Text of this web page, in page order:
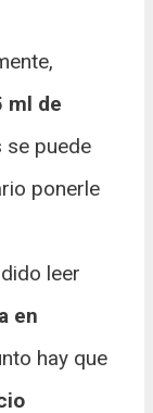
ml de
se puede
ponerle
leer
en
hay que